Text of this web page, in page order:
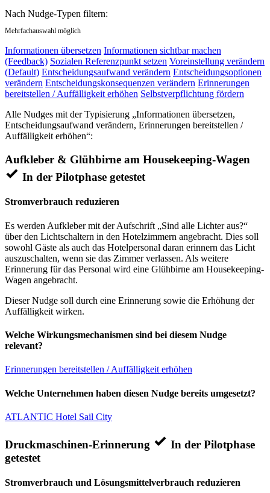
Nach Nudge-Typen filtern:
Mehrfachauswahl möglich
Informationen übersetzen Informationen sichtbar machen
(Feedback) Sozialen Referenzpunkt setzen Voreinstellung verändern
(Default) Entscheidungsaufwand verändern Entscheidungsoptionen
verändern Entscheidungskonsequenzen verändern Erinnerungen
bereitstellen / Auffälligkeit erhöhen Selbstverpflichtung fördern
Alle Nudges mit der Typisierung „Informationen übersetzen,
Entscheidungsaufwand verändern, Erinnerungen bereitstellen /
Auffälligkeit erhöhen“:
Aufkleber & Glühbirne am Housekeeping-Wagen
In der Pilotphase getestet
Stromverbrauch reduzieren
Es werden Aufkleber mit der Aufschrift „Sind alle Lichter aus?“
über den Lichtschaltern in den Hotelzimmern angebracht. Dies soll
sowohl Gäste als auch das Hotelpersonal daran erinnern das Licht
auszuschalten, wenn sie das Zimmer verlassen. Als weitere
Erinnerung für das Personal wird eine Glühbirne am Housekeeping-
Wagen angebracht.
Dieser Nudge soll durch eine Erinnerung sowie die Erhöhung der
Auffälligkeit wirken.
Welche Wirkungsmechanismen sind bei diesem Nudge
relevant?
Erinnerungen bereitstellen / Auffälligkeit erhöhen
Welche Unternehmen haben diesen Nudge bereits umgesetzt?
ATLANTIC Hotel Sail City
Druckmaschinen-Erinnerung
In der Pilotphase
getestet
Stromverbrauch und Lösungsmittelverbrauch reduzieren